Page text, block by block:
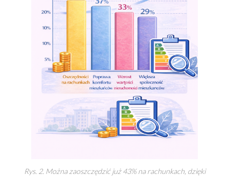
Rys. 2. Można zaoszczędzić już 43% na rachunkach, dzięki